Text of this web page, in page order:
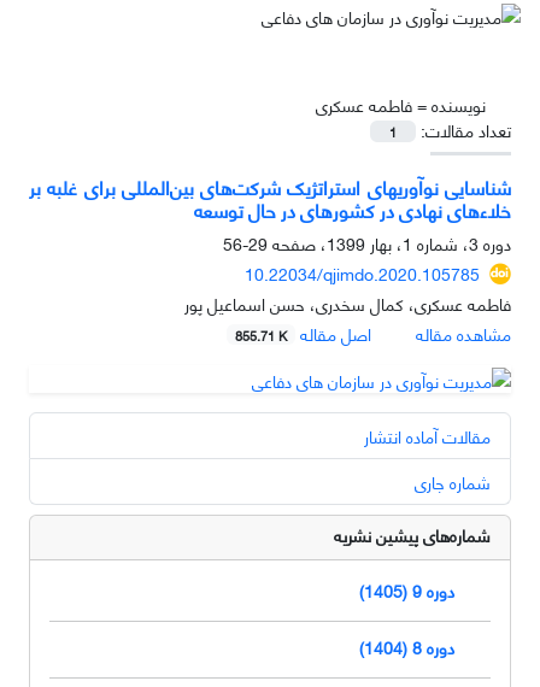
نویسنده =فاطمه عسکری
تعداد مقالات:
1
شناسایی نوآوریهای استراتژیک شرکت‌های بین‌المللی برای غلبه بر
خلاء‌های نهادی در کشورهای در حال توسعه
دوره 3، شماره 1، بهار 1399، صفحه
29-56
10.22034/qjimdo.2020.105785
فاطمه عسکری، کمال سخدری، حسن اسماعیل پور
مشاهده مقاله
اصل مقاله 855.71 K
مقالات آماده انتشار
شماره جاری
شماره‌های پیشین نشریه
دوره 9 (1405)
دوره 8 (1404)